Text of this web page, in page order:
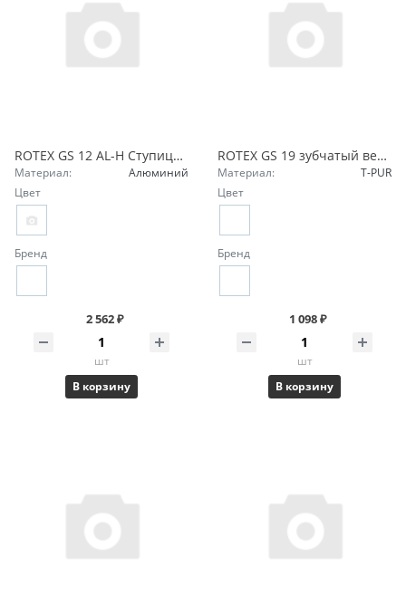
ROTEX GS 12 AL-H Ступица зажимная 2.0 D=3 предварительное отверстие 550127150350 KTR
Материал:
Алюминий
Цвет
Бренд
2 562 ₽
шт
В корзину
ROTEX GS 19 зубчатый венец 92 Sh-A-GS желтый 550191000001 KTR
Материал:
T-PUR
Цвет
Бренд
1 098 ₽
шт
В корзину